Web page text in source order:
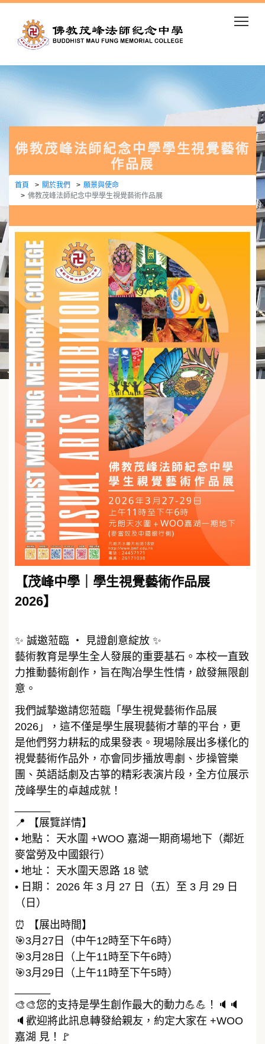
佛教茂峰法師紀念中學學生視覺藝術
作品展
首頁 關於我們
願景與使命
佛教茂峰法師紀念中學學生視覺藝術作品展
【茂峰中學｜學生視覺藝術作品展
2026】
✨ 誠邀蒞臨 ‧ 見證創意綻放 ✨
藝術教育是學生全人發展的重要基石。本校一直致
力推動藝術創作，旨在陶冶學生性情，啟發無限創
意。
我們誠摯邀請您蒞臨「學生視覺藝術作品展
2026」，這不僅是學生展現藝術才華的平台，更
是他們努力耕耘的成果發表。現場除展出多樣化的
視覺藝術作品外，亦會同步播放粵劇、步操管樂
團、英語話劇及古箏的精彩表演片段，全方位展示
茂峰學生的卓越成就！
📍 【展覽詳情】
• 地點： 天水圍 +WOO 嘉湖一期商場地下（鄰近
麥當勞及中國銀行）
• 地址： 天水圍天恩路 18 號
• 日期： 2026 年 3 月 27 日（五）至 3 月 29 日
（日）
⏰ 【展出時間】
🎯3月27日（中午12時至下午6時）
🎯3月28日（上午11時至下午6時）
🎯3月29日（上午11時至下午5時）
🎨🎨您的支持是學生創作最大的動力💪💪！🔈🔈
🔈歡迎將此訊息轉發給親友，約定大家在 +WOO
嘉湖 見！🚩